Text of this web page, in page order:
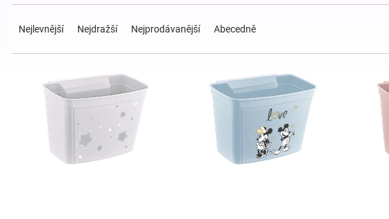
e
Nejlevnější Nejdražší Nejprodávanější Abecedně